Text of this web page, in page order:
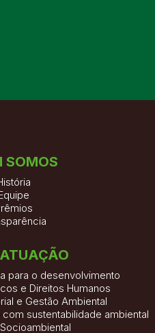
SOMOS
para o desenvolvimento
e Direitos Humanos
e Gestão Ambiental
sustentabilidade ambiental